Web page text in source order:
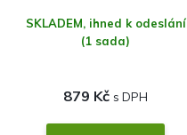
SKLADEM, ihned k odeslání
(1 sada)
879 Kč